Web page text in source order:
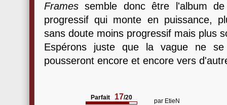
Frames semble donc être l'album
progressif qui monte en puissance,
sans doute moins progressif mais plus
Espérons juste que la vague ne
pousseront encore et encore vers
Parfait 17/20 par EtieN